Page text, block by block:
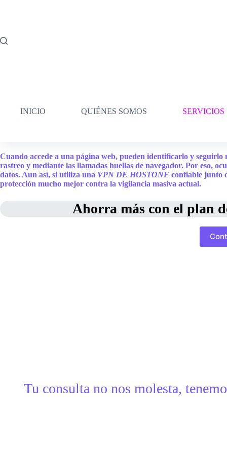
INICIO QUIÉNES SOMOS SERVICIOS
Cuando accede a una página web, pueden identificarlo y
rastreo y mediante las llamadas huellas de navegador. Por eso,
datos. Aun así, si utiliza una VPN DE HOSTONE confiable junto
protección mucho mejor contra la vigilancia masiva actual.
Ahorra más con el plan
Tu consulta no nos molesta,